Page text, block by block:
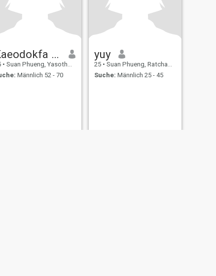
Kaeodokfa Ratarsa
• Suan Phueng, Yasothon, Thailand
Männlich 52 - 70
yuy
25 • Suan Phueng, Ratchaburi, Thailand
Suche: Männlich 25 - 45